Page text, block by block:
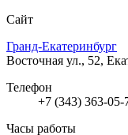
Сайт
Гранд-Екатеринбург
Восточная ул., 52,
Телефон
+7 (343) 363-05-
Часы работы